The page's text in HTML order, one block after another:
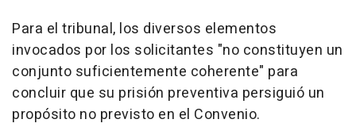
Para el tribunal, los diversos elementos
invocados por los solicitantes "no constituyen un
conjunto suficientemente coherente" para
concluir que su prisión preventiva persiguió un
propósito no previsto en el Convenio.